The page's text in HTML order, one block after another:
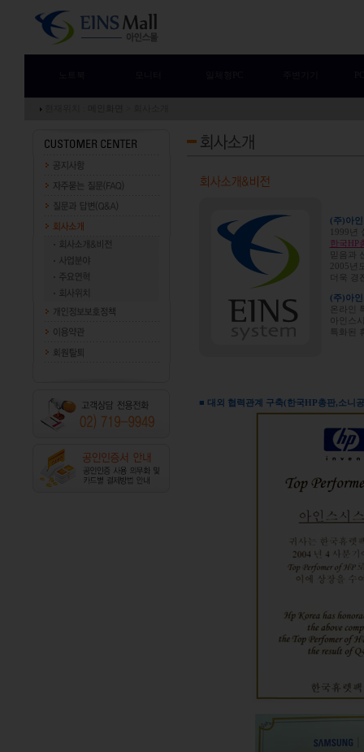
(주)아
1999년
한국HP
믿음과
2005년
더욱 경
(주)아
온라인
아인스
특화된
■ 대외 협력관계 구축(한국HP총판,소니